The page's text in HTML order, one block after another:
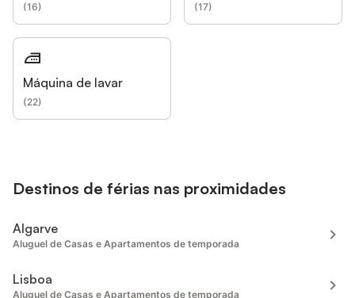
(16) (17)
Máquina de lavar
(22)
Destinos de férias nas proximidades
Algarve
Aluguel de Casas e Apartamentos de temporada
Lisboa
Aluguel de Casas e Apartamentos de temporada